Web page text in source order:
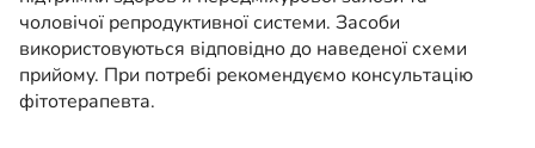
чоловічої репродуктивної системи. Засоби
використовуються відповідно до наведеної схеми
прийому. При потребі рекомендуємо консультацію
фітотерапевта.